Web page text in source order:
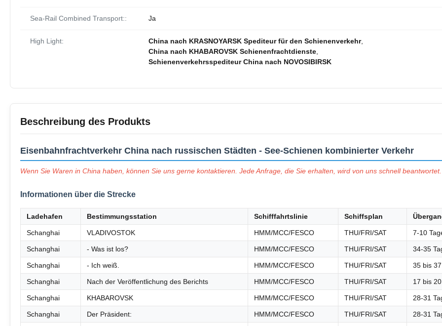
Sea-Rail Combined Transport:: Ja
High Light: China nach KRASNOYARSK Spediteur für den Schienenverkehr,
China nach KHABAROVSK Schienenfrachtdienste
Schienenverkehrsspediteur China nach NOVOSIBIRSK
Beschreibung des Produkts
Eisenbahnfrachtverkehr China nach russischen Städten - See-Schienen kombinierter Verkehr
Wenn Sie Waren in China haben, können Sie uns gerne kontaktieren. Jede Anfrage, die Sie erhalten, wird von uns schnell
Informationen über die Strecke
Ladehafen Bestimmungsstation Schifffahrtslinie Schiffsplan
Schanghai VLADIVOSTOK HMM/MCC/FESCO THU/FRI/SAT 7-10
Schanghai - Was ist los? HMM/MCC/FESCO THU/FRI/SAT 34-35
Schanghai - Ich weiß. HMM/MCC/FESCO THU/FRI/SAT 35 bis
Schanghai Nach der Veröffentlichung des Berichts HMM/MCC/FESCO THU/FRI/SAT 17 bis
Schanghai KHABAROVSK HMM/MCC/FESCO THU/FRI/SAT 28-31
Schanghai Der Präsident: HMM/MCC/FESCO THU/FRI/SAT 28-31